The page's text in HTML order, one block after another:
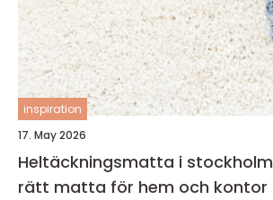
inspiration
17. May 2026
Heltäckningsmatta i stockholm så väljer du
rätt matta för hem och kontor